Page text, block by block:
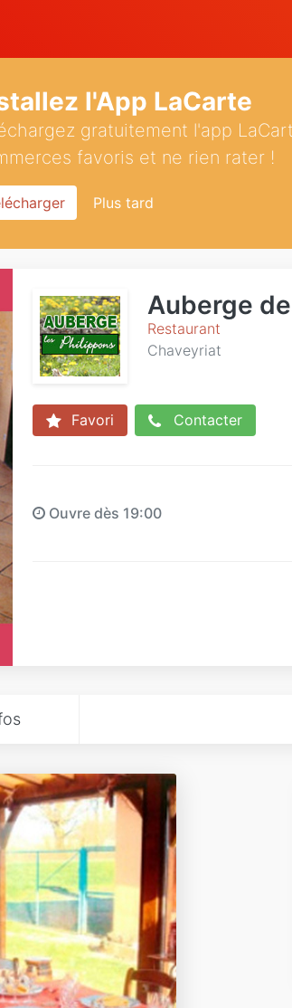
l'App LaCarte
gratuitement l'app
favoris et ne rien rater !
Plus tard
Auberge
Restaurant
Chaveyriat
Favori Contacter
Ouvre dès 19:00